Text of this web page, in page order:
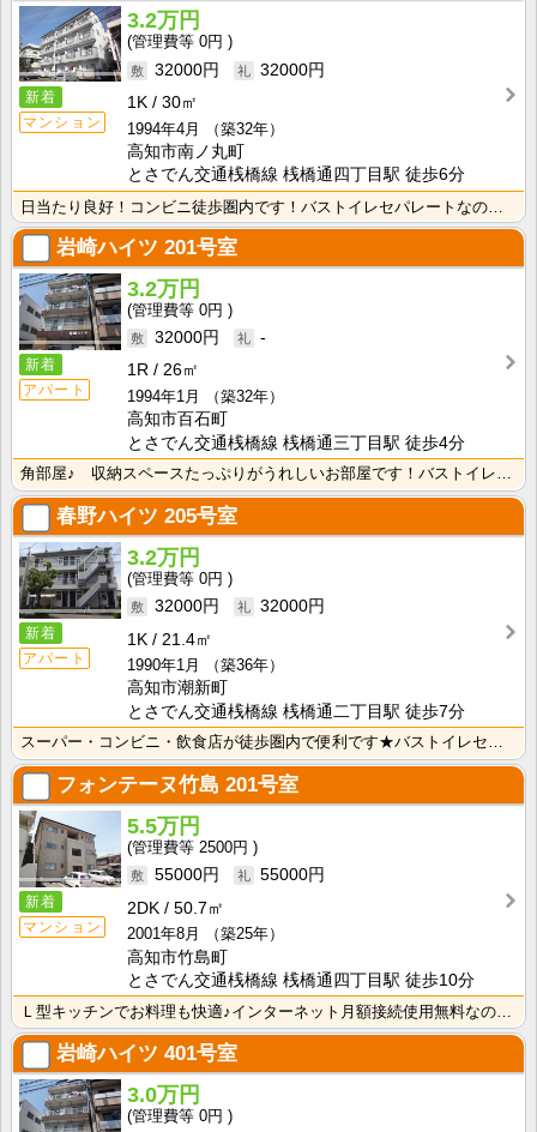
新着
マンション
3.2万円
0円
32000円
32000円
1K
30㎡
1994年4月
（築32年）
高知市南ノ丸町
とさでん交通桟橋線 桟橋通四丁目駅 徒歩6分
岩崎ハイツ 201号室
新着
アパート
3.2万円
0円
32000円
-
1R
26㎡
1994年1月
（築32年）
高知市百石町
とさでん交通桟橋線 桟橋通三丁目駅 徒歩4分
角部屋♪ 収納スペースたっぷりがうれしいお部屋です！バストイレセパレート！さらに独立洗面台もついてい･･･
春野ハイツ 205号室
新着
アパート
3.2万円
0円
32000円
32000円
1K
21.4㎡
1990年1月
（築36年）
高知市潮新町
とさでん交通桟橋線 桟橋通二丁目駅 徒歩7分
スーパー・コンビニ・飲食店が徒歩圏内で便利です★バストイレセパレートで快適☆ 押入れがあるので収納も･･･
フォンテーヌ竹島 201号室
新着
マンション
5.5万円
2500円
55000円
55000円
2DK
50.7㎡
2001年8月
（築25年）
高知市竹島町
とさでん交通桟橋線 桟橋通四丁目駅 徒歩10分
岩崎ハイツ 401号室
3.0万円
0円